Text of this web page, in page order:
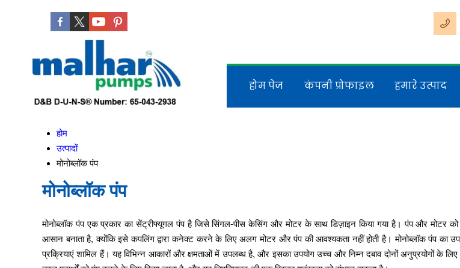
होम पेज कंपनी प्रोफाइल हमारे उत्पाद
होम
उत्पादों
मोनोब्लॉक पंप
मोनोब्लॉक पंप
मोनोब्लॉक पंप एक प्रकार का सेंट्रीफ्यूगल पंप है जिसे सिंगल-पीस केसिंग और मोटर के साथ डिज़ाइन किया गया है। पंप और मोटर
आसान बनाता है, क्योंकि इसे कपलिंग द्वारा कनेक्ट करने के लिए अलग मोटर और पंप की आवश्यकता नहीं होती है। मोनोब्लॉक पंप का
प्रक्रियाएं शामिल हैं। यह विभिन्न आकारों और क्षमताओं में उपलब्ध है, और इसका उपयोग उच्च और निम्न दबाव दोनों अनुप्रयोगों के